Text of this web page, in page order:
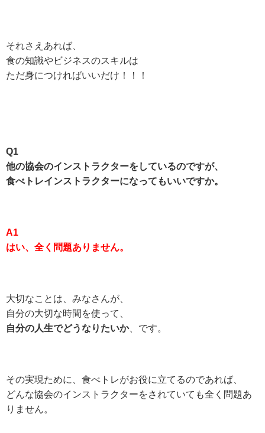
それさえあれば、
食の知識やビジネスのスキルは
ただ身につければいいだけ！！！
Q1
他の協会のインストラクターをしているのですが、
食べトレインストラクターになってもいいですか。
A1
はい、全く問題ありません。
大切なことは、みなさんが、
自分の大切な時間を使って、
自分の人生でどうなりたいか、です。
その実現ために、食べトレがお役に立てるのであれば、
どんな協会のインストラクターをされていても全く問題あ
りません。